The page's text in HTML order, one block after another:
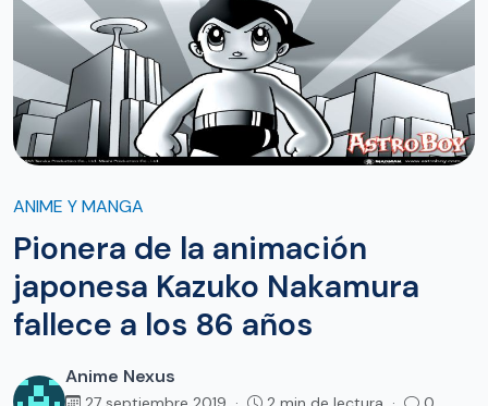
ANIME Y MANGA
Pionera de la animación
japonesa Kazuko Nakamura
fallece a los 86 años
Anime Nexus